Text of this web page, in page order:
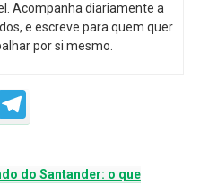
Acompanha diariamente a
e escreve para quem quer
por si mesmo.
Telegram
do Santander: o que